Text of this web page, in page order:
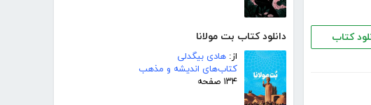
دانلود کتاب بت مولانا
از: هادی بیگدلی
کتاب‌های اندیشه و مذهب
۱۳۴ صفحه
کتاب